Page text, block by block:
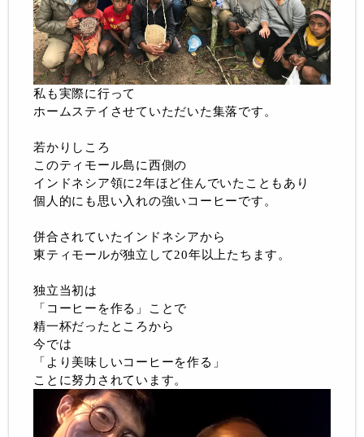
私も実際に行って
ホームステイさせていただいた集落です。
若かりしころ
このティモール島に西側の
インドネシア領に2年ほど住んでいたこともあり
個人的にも思い入れの強いコーヒーです。
併合されていたインドネシアから
東ティモールが独立して20年以上たちます。
独立当初は
「コーヒーを作る」ことで
精一杯だったところから
今では
「より美味しいコーヒーを作る」
ことに努力されています。